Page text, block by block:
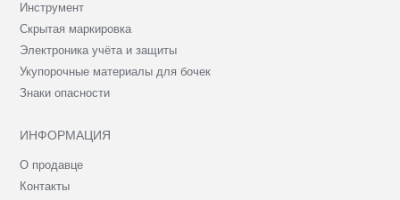
Инструмент
Скрытая маркировка
Электроника учёта и защиты
Укупорочные материалы для бочек
Знаки опасности
ИНФОРМАЦИЯ
О продавце
Контакты